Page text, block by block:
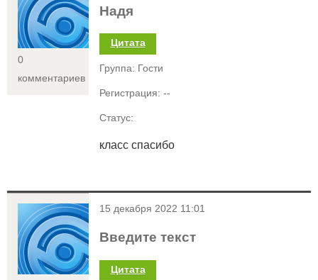
0
комментариев
Надя
Цитата
Группа: Гости
Регистрация: --
Статус:
класс спасибо
< 15 декабря 2022 11:01
Введите текст
Цитата